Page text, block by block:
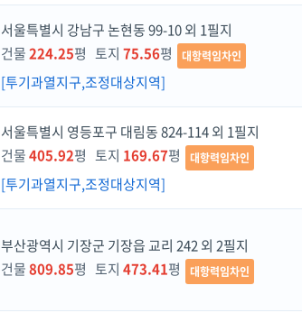
서울특별시 강남구 논현동 99-10 외 1필지
건물224.25평 토지 75.56평 대항력임차인
[투기과열지구,조정대상지역]
서울특별시 영등포구 대림동 824-114 외 1필지
건물405.92평 토지 169.67평 대항력임차인
[투기과열지구,조정대상지역]
부산광역시 기장군 기장읍 교리 242 외 2필지
건물809.85평 토지 473.41평 대항력임차인